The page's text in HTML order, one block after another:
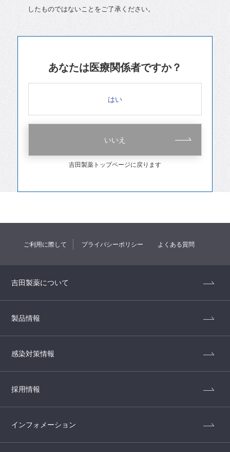
したものではないことをご了承ください。
あなたは医療関係者ですか？
はい
いいえ
吉田製薬トップページに戻ります
ご利用に際して プライバシーポリシー よくある質問
吉田製薬について
製品情報
感染対策情報
採用情報
インフォメーション